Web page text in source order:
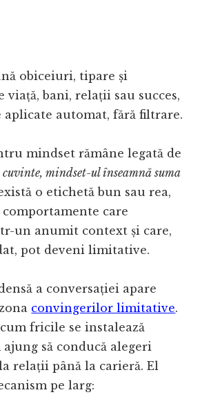
obiceiuri, tipare și
viață, bani, relații sau succes,
aplicate automat, fără filtrare.
mindset rămâne legată de
cuvinte, mindset-ul înseamnă suma
o etichetă bun sau rea,
comportamente care
un anumit context și care,
pot deveni limitative.
a conversației apare
convingerilor limitative.
fricile se instalează
să conducă alegeri
relații până la carieră. El
pe larg: